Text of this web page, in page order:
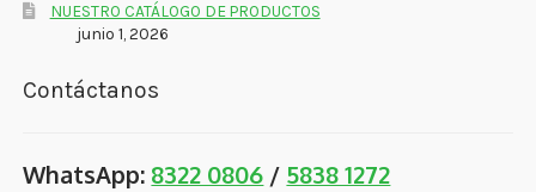
NUESTRO CATÁLOGO DE PRODUCTOS
junio 1, 2026
Contáctanos
WhatsApp: 8322 0806 / 5838 1272